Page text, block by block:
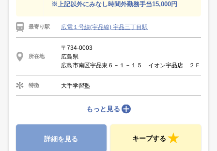
※上記以外にみなし時間外勤務手当15,000円
最寄り駅 広電１号線(宇品線) 宇品三丁目駅
所在地
〒734-0003
広島県
広島市南区宇品東６－１－１５ イオン宇品店 ２Ｆ
特徴 大手学習塾
もっと見る
詳細を見る キープする